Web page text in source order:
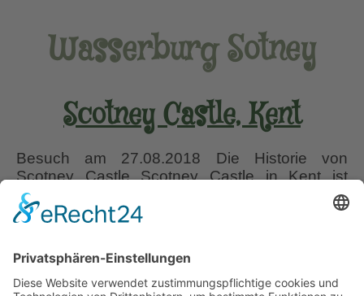
Wasserburg Sotney
Scotney Castle, Kent
Besuch am 27.08.2018 Die Historie von
Scotney Castle Scotney Castle in Kent ist
sowohl ein Herrenhaus, das mit am höchsten
Punkt des hügeligen Geländes liegt und 1843
um 1380 gebaut worden war. Schon seit dem
frühen 18. Jahrhundert hatten britische